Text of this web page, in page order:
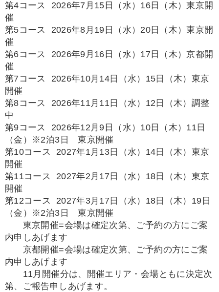
第4コース 2026年7月15日（水）16日（木）東京開
催
第5コース 2026年8月19日（水）20日（木）東京開
催
第6コース 2026年9月16日（水）17日（木）京都開
催
第7コース 2026年10月14日（水）15日（木）東京
開催
第8コース 2026年11月11日（水）12日（木）調整
中
第9コース 2026年12月9日（水）10日（木）11日
（金）※2泊3日 東京開催
第10コース 2027年1月13日（水）14日（木）東京
開催
第11コース 2027年2月17日（水）18日（木）東京
開催
第12コース 2027年3月17日（水）18日（木）19日
（金）※2泊3日 東京開催
東京開催=会場は確定次第、ご予約の方にご案
内申しあげます
京都開催=会場は確定次第、ご予約の方にご案
内申しあげます
11月開催分は、開催エリア・会場ともに決定次
第、ご報告申しあげます。